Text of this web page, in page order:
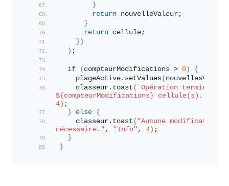
}
return nouvelleValeur;
}
return cellule;
} )
) ;
if ( compteurModifications > 0 )
{
    plageActive.
setValues(
    classeur.
toast (
${compteurModifications} cellule(s).`
4 ) ;
}
else {
    classeur.
toast ( "Aucune modification
nécessaire." , "Info" , 4 ) ;
}
}